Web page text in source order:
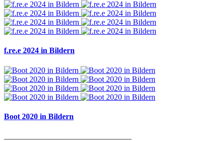
f.re.e 2024 in Bildern
Boot 2020 in Bildern